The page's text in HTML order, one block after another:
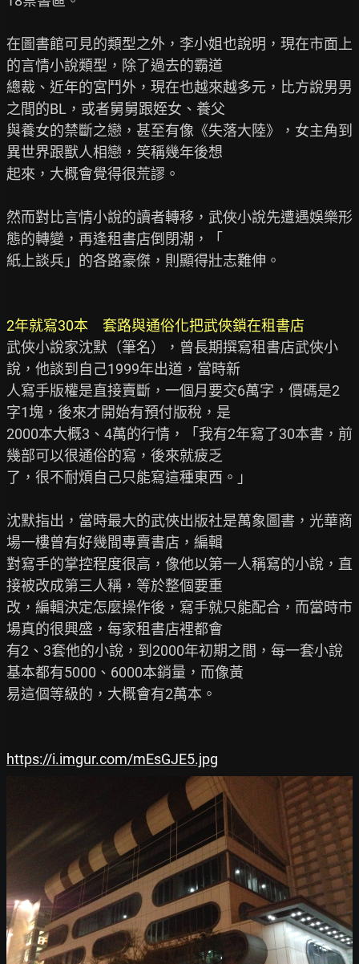
在圖書館可見的類型之外，李小姐也說明，現在市面上
的言情小說類型，除了過去的霸道
總裁、近年的宮鬥外，現在也越來越多元，比方說男男
之間的BL，或者舅舅跟姪女、養父
與養女的禁斷之戀，甚至有像《失落大陸》，女主角到
異世界跟獸人相戀，笑稱幾年後想
起來，大概會覺得很荒謬。
然而對比言情小說的讀者轉移，武俠小說先遭遇娛樂形
態的轉變，再逢租書店倒閉潮，「
紙上談兵」的各路豪傑，則顯得壯志難伸。
2年就寫30本　套路與通俗化把武俠鎖在租書店
武俠小說家沈默（筆名），曾長期撰寫租書店武俠小
說，他談到自己1999年出道，當時新
人寫手版權是直接賣斷，一個月要交6萬字，價碼是2
字1塊，後來才開始有預付版稅，是
2000本大概3、4萬的行情，「我有2年寫了30本書，前
幾部可以很通俗的寫，後來就疲乏
了，很不耐煩自己只能寫這種東西。」
沈默指出，當時最大的武俠出版社是萬象圖書，光華商
場一樓曾有好幾間專賣書店，編輯
對寫手的掌控程度很高，像他以第一人稱寫的小說，直
接被改成第三人稱，等於整個要重
改，編輯決定怎麼操作後，寫手就只能配合，而當時市
場真的很興盛，每家租書店裡都會
有2、3套他的小說，到2000年初期之間，每一套小說
基本都有5000、6000本銷量，而像黃
易這個等級的，大概會有2萬本。
https://i.imgur.com/mEsGJE5.jpg